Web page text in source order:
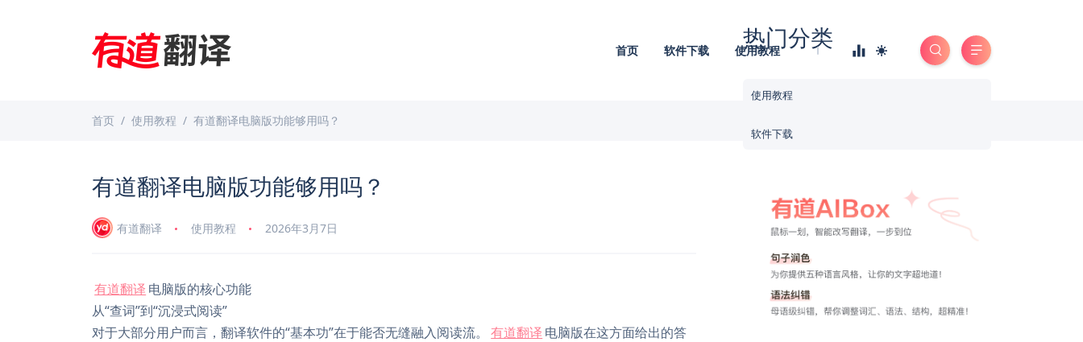
首页 软件下载 使用教程
首页 使用教程 有道翻译电脑版功能够用吗？
有道翻译电脑版功能够用吗？
有道翻译 使用教程 2026年3月7日
有道翻译 电脑版的核心功能
从“查词”到“沉浸式阅读”
对于大部分用户而言，翻译软件的“基本功”在于能否无缝融入阅读流。
有道翻译 电脑版在这方面给出的答
热门分类
使用教程
软件下载